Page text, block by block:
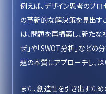
例えば、デザイン思考のプ
の革新的な解決策を見出す
は、問題を再構築し、新たな
ぜ」や「SWOT分析」などの
題の本質にアプローチし、
また、創造性を引き出すた